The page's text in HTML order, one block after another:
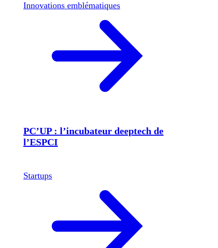
Innovations emblématiques
PC’UP : l’incubateur deeptech de
l’ESPCI
Startups